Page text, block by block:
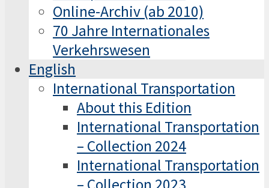
Online-Archiv (ab 2010)
70 Jahre Internationales
Verkehrswesen
English
International Transportation
About this Edition
International Transportation
– Collection 2024
International Transportation